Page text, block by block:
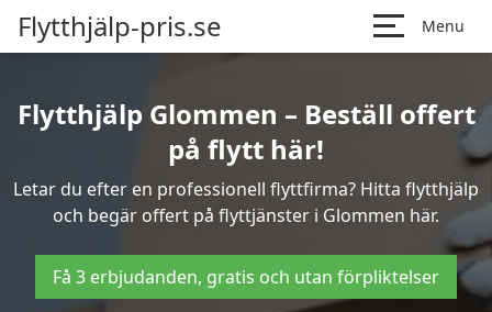
Flytthjälp-pris.se Menu
Flytthjälp Glommen – Beställ offert
på flytt här!
Letar du efter en professionell flyttfirma? Hitta flytthjälp
och begär offert på flyttjänster i Glommen här.
Få 3 erbjudanden, gratis och utan förpliktelser